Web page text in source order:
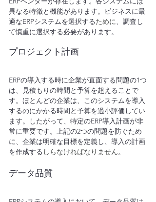
異なる特徴と機能があります。ビジネスに最
適なERPシステムを選択するために、調査し
て慎重に選択する必要があります。
プロジェクト計画
ERPの導入する時に企業が直面する問題の1つ
は、見積もりの時間と予算を超えることで
す。ほとんどの企業は、このシステムを導入
するのにかかる時間と予算を過小評価してい
ます。したがって、特定のERP導入計画が非
常に重要です。上記の2つの問題を防ぐため
に、企業は明確な目標を定義し、導入の計画
を作成する しらなければなりません。
データ品質